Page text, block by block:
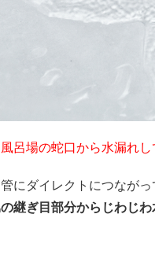
呂場の蛇口から水漏れ
にダイレクトにつなが
継ぎ目部分からじわじ